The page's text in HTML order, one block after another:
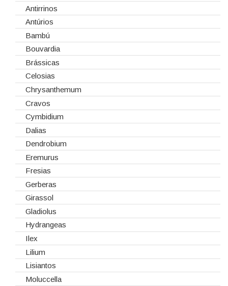
Embalagens
Esponjas
Estruturas
Fitas
Gaiolas
Lanternas
Madeiras
Spray
Tabuleiros/Bases
Telas/Tecidos
Vidros
Natal
Antirrinos
Antúrios
Bambú
Bouvardia
Brássicas
Celosias
Chrysanthemum
Cravos
Cymbidium
Dalias
Dendrobium
Eremurus
Fresias
Gerberas
Girassol
Gladiolus
Hydrangeas
Ilex
Lilium
Lisiantos
Moluccella